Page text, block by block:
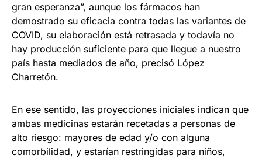
gran esperanza”, aunque los fármacos han
demostrado su eficacia contra todas las variantes de
COVID, su elaboración está retrasada y todavía no
hay producción suficiente para que llegue a nuestro
país hasta mediados de año, precisó López
Charretón.
En ese sentido, las proyecciones iniciales indican que
ambas medicinas estarán recetadas a personas de
alto riesgo: mayores de edad y/o con alguna
comorbilidad, y estarían restringidas para niños,